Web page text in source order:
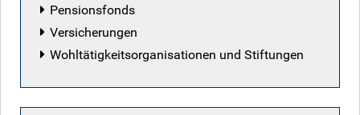
Pensionsfonds
Versicherungen
Wohltätigkeitsorganisationen und Stiftungen